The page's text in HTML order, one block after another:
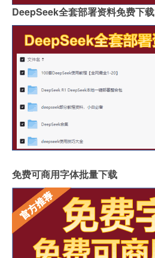
DeepSeek全套部署资料免费下载
免费可商用字体批量下载